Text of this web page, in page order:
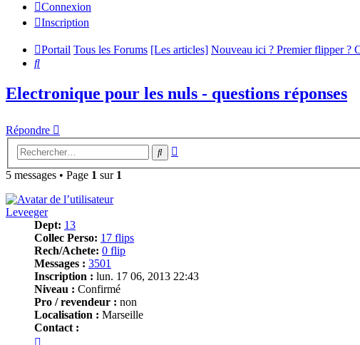
Connexion
Inscription
Portail Tous les Forums [Les articles] Nouveau ici ? Premier flipper ?
Rechercher
Electronique pour les nuls - questions réponses
Répondre
Rechercher
5 messages • Page 1 sur 1
Leveeger
Dept: 13
Collec Perso: 17 flips
Rech/Achete: 0 flip
Messages : 3501
Inscription : lun. 17 06, 2013 22:43
Niveau : Confirmé
Pro / revendeur : non
Localisation : Marseille
Contact :